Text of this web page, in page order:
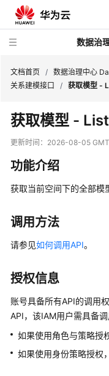
数据治
新
动
务
告
产
介
数
据
治
理
文档首页 / 数据治理中心
关系建模接口
/ 获取模型 -
获取模型 -
更新时间： 2026-08-05
功能介绍
获取当前空间下的全部模
调用方法
请参见如何调用API。
授权信息
账号具备所有API的调用
API，该IAM用户需具备调
如果使用角色与策略授
如果使用身份策略授权